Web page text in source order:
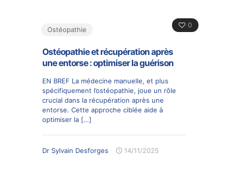
0
Ostéopathie
Ostéopathie et récupération après
une entorse : optimiser la guérison
EN BREF La médecine manuelle, et plus
spécifiquement l’ostéopathie, joue un rôle
crucial dans la récupération après une
entorse. Cette approche ciblée aide à
optimiser la […]
Dr Sylvain Desforges 14/11/2025